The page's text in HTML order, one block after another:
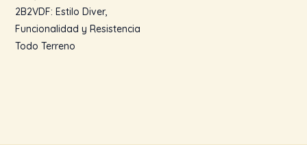
2B2VDF: Estilo Diver,
Funcionalidad y Resistencia
Todo Terreno